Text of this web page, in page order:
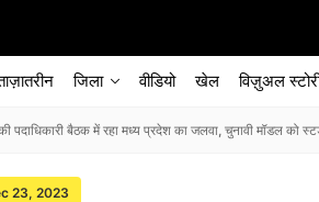
जिला वीडियो खेल विज़ुअल
पदाधिकारी बैठक में रहा मध्य प्रदेश का जलवा, चुनावी मॉडल को
23, 2023